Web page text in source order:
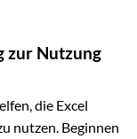
zur Nutzung
die Excel
nutzen. Beginnen